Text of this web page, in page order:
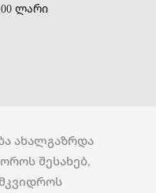
ლარი
ახალგაზრდა
შესახებ,